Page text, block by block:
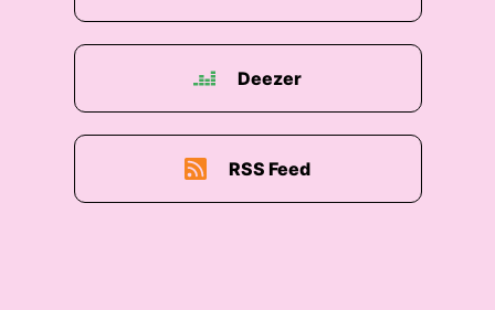
Deezer
RSS Feed